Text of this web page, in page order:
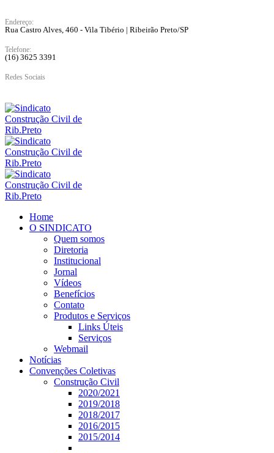
Endereço:
Rua Castro Alves, 460 - Vila Tibério | Ribeirão Preto/SP
Telefone:
(16) 3625 3391
Redes Sociais
Home
O SINDICATO
Quem somos
Diretoria
Institucional
Jornal
Vídeos
Benefícios
Contato
Produtos e Serviços
Links Úteis
Serviços
Webmail
Notícias
Convenções Coletivas
Construção Civil
2020/2021
2019/2018
2018/2017
2016/2015
2015/2014